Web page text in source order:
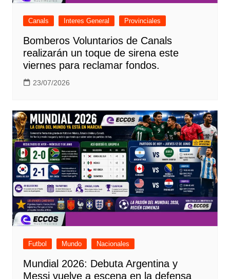
Canals Interes General Provinciales
Bomberos Voluntarios de Canals
realizarán un toque de sirena este
viernes para reclamar fondos.
23/07/2026
Futbol Mundo Nacionales
Mundial 2026: Debuta Argentina y
Messi vuelve a escena en la defensa